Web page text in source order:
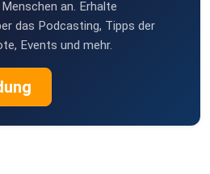
an. Erhalte
das Podcasting, Tipps der
Events und mehr.